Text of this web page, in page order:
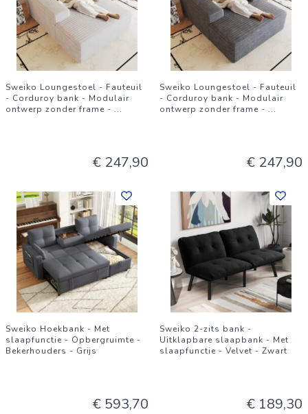
Sweiko Loungestoel - Fauteuil
- Corduroy bank - Modulair
ontwerp zonder frame - ...
€ 247,90
Sweiko Loungestoel - Fauteuil
- Corduroy bank - Modulair
ontwerp zonder frame - ...
€ 247,90
Sweiko Hoekbank - Met
slaapfunctie - Opbergruimte -
Bekerhouders - Grijs
€ 593,70
Sweiko 2-zits bank -
Uitklapbare slaapbank - Met
slaapfunctie - Velvet - Zwart
€ 189,30